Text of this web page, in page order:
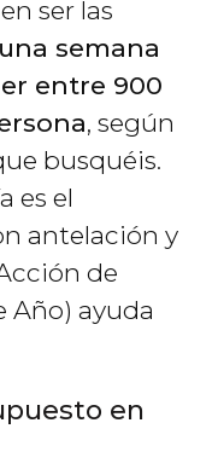
ser las
una semana
entre 900
, según
busquéis.
es el
antelación y
de
Año) ayuda
en